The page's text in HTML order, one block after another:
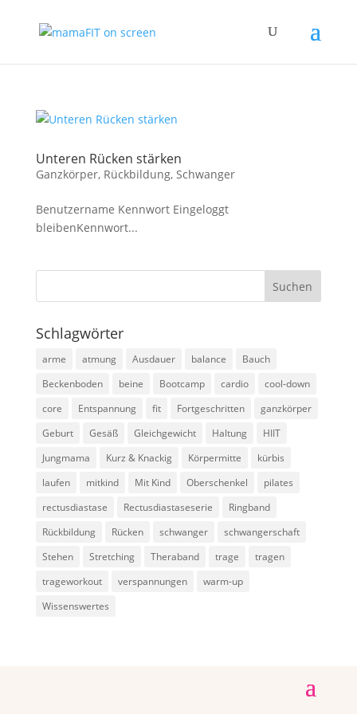
Unteren Rücken stärken
Ganzkörper, Rückbildung, Schwanger
Benutzername Kennwort Eingeloggt
bleibenKennwort...
Schlagwörter
arme atmung Ausdauer balance
Bauch
Beckenboden
beine Bootcamp cardio
cool-down
core
Entspannung fit Fortgeschritten
ganzkörper
Geburt
Gesäß Gleichgewicht Haltung
HIIT
Jungmama
Kurz & Knackig Körpermitte
kürbis
laufen
mitkind Mit Kind Oberschenkel
pilates
rectusdiastase
Rectusdiastaseserie
Ringband
Rückbildung
Rücken schwanger
schwangerschaft
Stehen
Stretching Theraband trage
tragen
trageworkout
verspannungen
warm-up
Wissenswertes